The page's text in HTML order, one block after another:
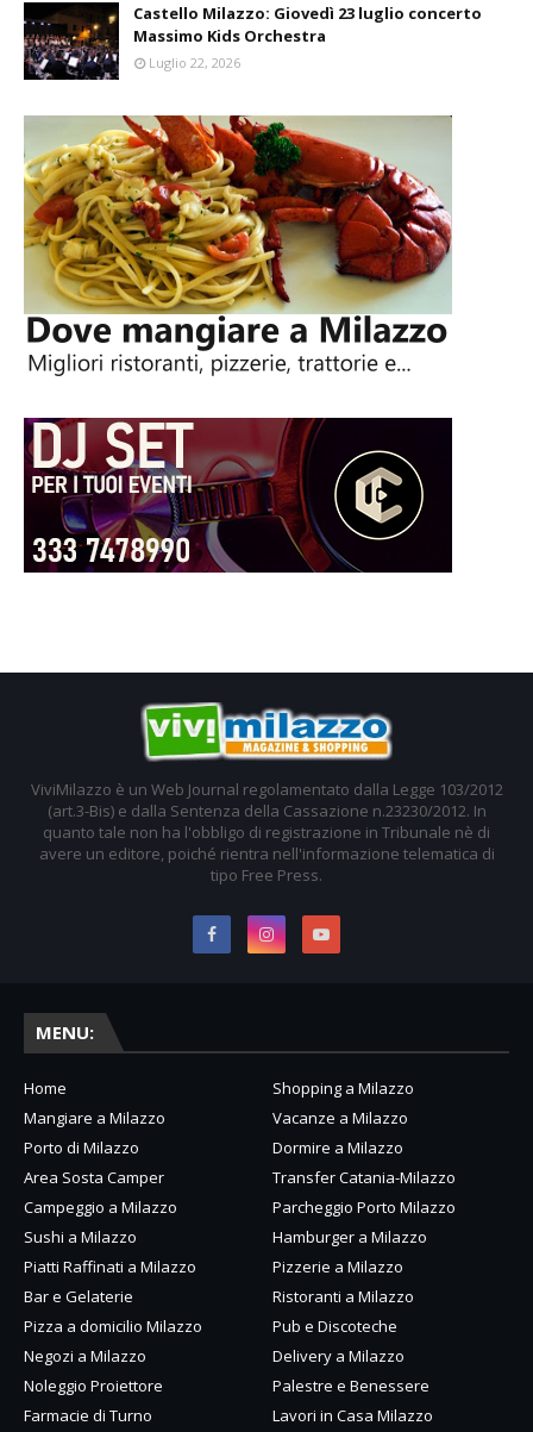
Castello Milazzo: Giovedì 23 luglio concerto
Massimo Kids Orchestra
Luglio 22, 2026
ViviMilazzo è un Web Journal regolamentato dalla Legge 103/2012
(art.3-Bis) e dalla Sentenza della Cassazione n.23230/2012. In
quanto tale non ha l'obbligo di registrazione in Tribunale nè di
avere un editore, poiché rientra nell'informazione telematica di
tipo Free Press.
MENU:
Home
Shopping a Milazzo
Mangiare a Milazzo
Vacanze a Milazzo
Porto di Milazzo
Dormire a Milazzo
Area Sosta Camper
Transfer Catania-Milazzo
Campeggio a Milazzo
Parcheggio Porto Milazzo
Sushi a Milazzo
Hamburger a Milazzo
Piatti Raffinati a Milazzo
Pizzerie a Milazzo
Bar e Gelaterie
Ristoranti a Milazzo
Pizza a domicilio Milazzo
Pub e Discoteche
Negozi a Milazzo
Delivery a Milazzo
Noleggio Proiettore
Palestre e Benessere
Farmacie di Turno
Lavori in Casa Milazzo